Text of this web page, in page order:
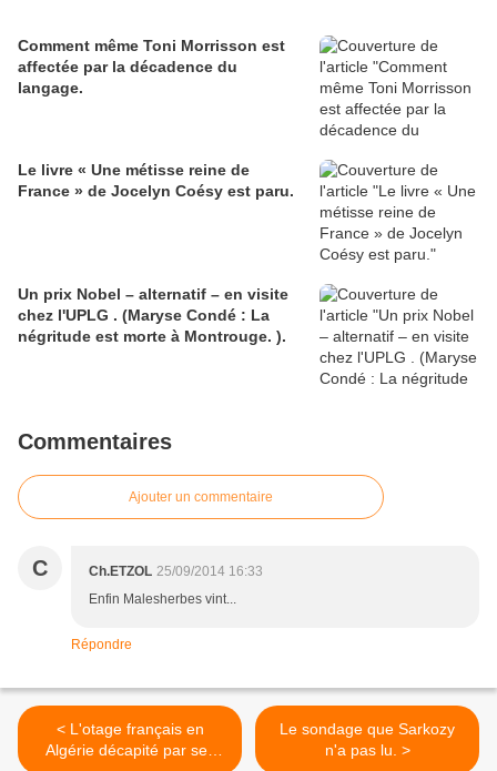
Comment même Toni Morrisson est
affectée par la décadence du
langage.
Le livre « Une métisse reine de
France » de Jocelyn Coésy est paru.
Un prix Nobel – alternatif – en visite
chez l'UPLG . (Maryse Condé : La
négritude est morte à Montrouge. ).
Commentaires
Ajouter un commentaire
C Ch.ETZOL 25/09/2014 16:33
Enfin Malesherbes vint...
Répondre
< L'otage français en
Algérie décapité par ses
Le sondage que Sarkozy
n'a pas lu. >